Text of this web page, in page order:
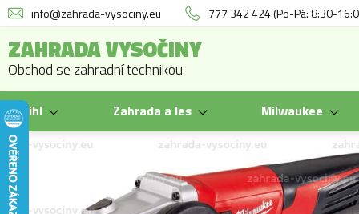
info@zahrada-vysociny.eu 777 342 424 (Po-Pá: 8:30-
ZAHRADA VYSOČINY
Obchod se zahradní technikou
Stihl Zahrada a les Milwaukee